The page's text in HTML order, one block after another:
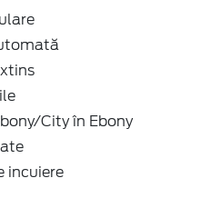
City în Ebony
incuiere